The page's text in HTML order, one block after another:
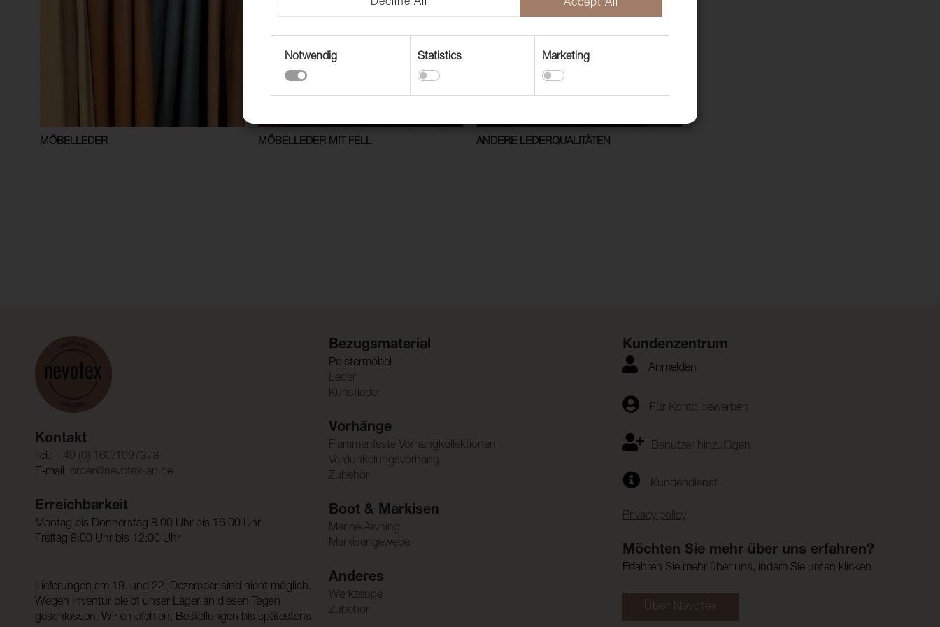
MÖBELLEDER MÖBELLEDER MIT FELL ANDERE LEDERQUALITÄTEN
Kontakt
Tel.: +49 (0) 160/1097378
E-mail: order@nevotex-an.de
Erreichbarkeit
Montag bis Donnerstag 8:00 Uhr bis 16:00 Uhr
Freitag 8:00 Uhr bis 12:00 Uhr
Lieferungen am 19. und 22. Dezember sind nicht möglich.
Wegen Inventur bleibt unser Lager an diesen Tagen
geschlossen. Wir empfehlen, Bestellungen bis spätestens
Bezugsmaterial
Polstermöbel
Leder
Kunstleder
Vorhänge
Flammenfeste Vorhangkollektionen
Verdunkelungsvorhang
Zubehör
Boot & Markisen
Marine Awning
Markisengewebe
Anderes
Werkzeuge
Zubehör
Kundenzentrum
Anmelden
Für Konto bewerben
Benutzer hinzufügen
Kundendienst
Privacy policy
Möchten Sie mehr über uns erfahren?
Erfahren Sie mehr über uns, indem Sie unten klicken
Über Nevotex
Decline All Accept All
Notwendig Statistics Marketing